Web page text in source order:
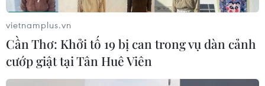
vietnamplus.vn
Cần Thơ: Khởi tố 19 bị can trong vụ dàn cảnh
cướp giật tại Tân Huê Viên